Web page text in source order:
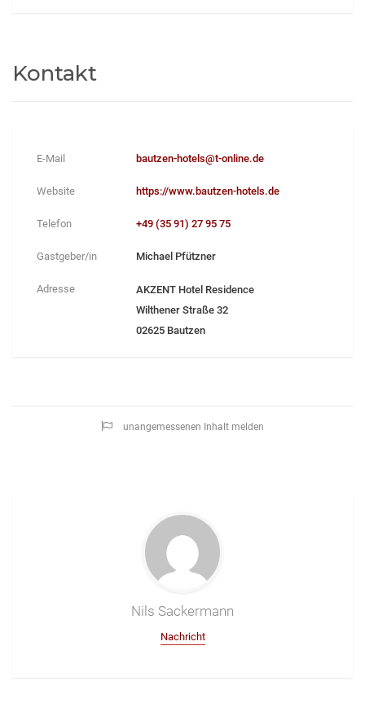
Kontakt
E-Mail bautzen-hotels@t-online.de
Website https://www.bautzen-hotels.de
Telefon +49 (35 91) 27 95 75
Gastgeber/in Michael Pfützner
Adresse
AKZENT Hotel Residence
Wilthener Straße 32
02625 Bautzen
unangemessenen Inhalt melden
Nils Sackermann
Nachricht